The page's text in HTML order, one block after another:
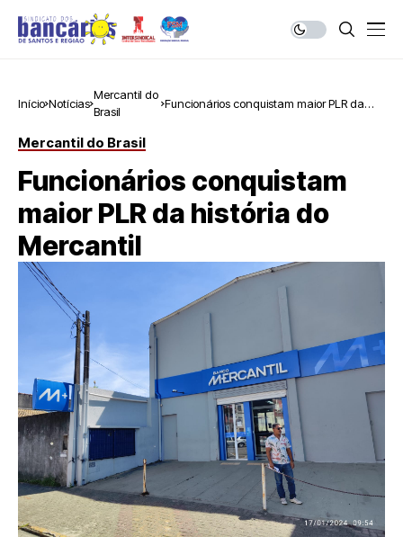
Início Notícias
Mercantil do
Brasil
Funcionários conquistam maior PLR da
Mercantil do Brasil
Funcionários conquistam
maior PLR da história do
Mercantil